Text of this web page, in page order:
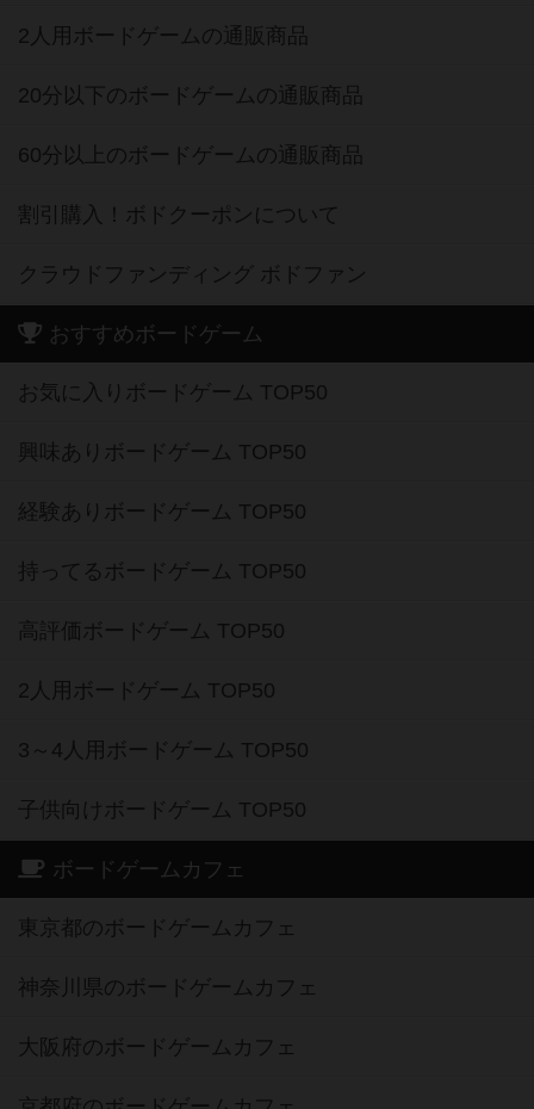
2人用ボードゲームの通販商品
20分以下のボードゲームの通販商品
60分以上のボードゲームの通販商品
割引購入！ボドクーポンについて
クラウドファンディング ボドファン
おすすめボードゲーム
お気に入りボードゲーム TOP50
興味ありボードゲーム TOP50
経験ありボードゲーム TOP50
持ってるボードゲーム TOP50
高評価ボードゲーム TOP50
2人用ボードゲーム TOP50
3～4人用ボードゲーム TOP50
子供向けボードゲーム TOP50
ボードゲームカフェ
東京都のボードゲームカフェ
神奈川県のボードゲームカフェ
大阪府のボードゲームカフェ